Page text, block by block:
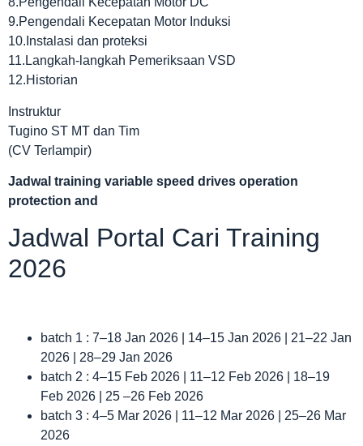
9.Pengendali Kecepatan Motor Induksi
10.Instalasi dan proteksi
11.Langkah-langkah Pemeriksaan VSD
12.Historian
Instruktur
Tugino ST MT dan Tim
(CV Terlampir)
Jadwal training variable speed drives operation
protection and
Jadwal Portal Cari Training
2026
batch 1 : 7–18 Jan 2026 | 14–15 Jan 2026 | 21–22 Jan
2026 | 28–29 Jan 2026
batch 2 : 4–15 Feb 2026 | 11–12 Feb 2026 | 18–19
Feb 2026 | 25 –26 Feb 2026
batch 3 : 4–5 Mar 2026 | 11–12 Mar 2026 | 25–26 Mar
2026